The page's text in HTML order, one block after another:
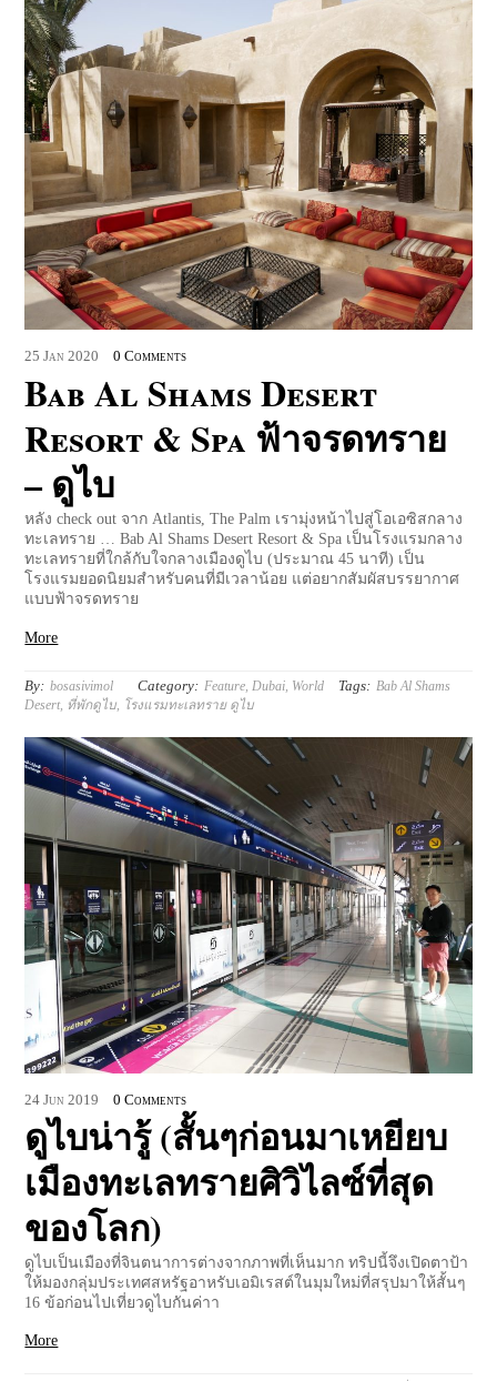
25 Jan 2020 0 Comments
Bab Al Shams Desert
Resort & Spa ฟ้าจรดทราย
– ดูไบ
หลัง check out จาก Atlantis, The Palm เรามุ่งหน้าไปสู่โอเอซิสกลาง
ทะเลทราย … Bab Al Shams Desert Resort & Spa เป็นโรงแรมกลาง
ทะเลทรายที่ใกล้กับใจกลางเมืองดูไบ (ประมาณ 45 นาที) เป็น
โรงแรมยอดนิยมสำหรับคนที่มีเวลาน้อย แต่อยากสัมผัสบรรยากาศ
แบบฟ้าจรดทราย
More
By: bosasivimol Category: Feature,Dubai, World Tags: Bab Al Shams
Desert, ที่พักดูไบ, โรงแรมทะเลทราย ดูไบ
24 Jun 2019 0 Comments
ดูไบน่ารู้ (สั้นๆก่อนมาเหยียบ
เมืองทะเลทรายศิวิไลซ์ที่สุด
ของโลก)
ดูไบเป็นเมืองที่จินตนาการต่างจากภาพที่เห็นมาก ทริปนี้จึงเปิดตาป้า
ให้มองกลุ่มประเทศสหรัฐอาหรับเอมิเรสต์ในมุมใหม่ที่สรุปมาให้สั้นๆ
16 ข้อก่อนไปเที่ยวดูไบกันค่าา
More